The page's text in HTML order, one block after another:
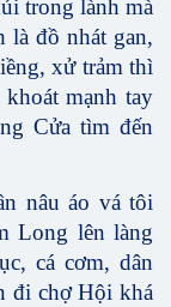
trong lành mà
là đồ nhát gan,
xử trảm thì
mạnh tay
Cửa tìm đến
nâu áo vá tôi
Long lên làng
cá cơm, dân
đi chợ Hội khá